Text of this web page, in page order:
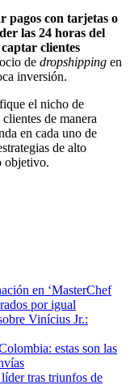
pagos con tarjetas o
las 24 horas del
clientes
de dropshipping en
inversión.
el nicho de
de manera
en cada uno de
de alto
objetivo.
en ‘MasterChef
por igual
Vinícius Jr.:
estas son las
tras triunfos de